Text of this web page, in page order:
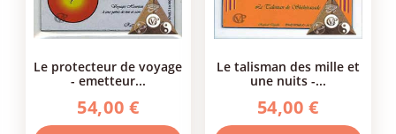
le protecteur de voyage
- emetteur...
54,00 €
le talisman des mille et
une nuits -...
54,00 €